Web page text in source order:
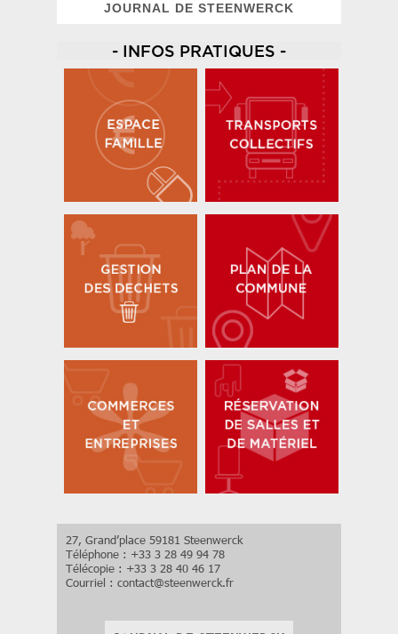
JOURNAL DE STEENWERCK
- INFOS PRATIQUES -
27, Grand’place 59181 Steenwerck
Téléphone : +33 3 28 49 94 78
Télécopie : +33 3 28 40 46 17
Courriel : contact@steenwerck.fr